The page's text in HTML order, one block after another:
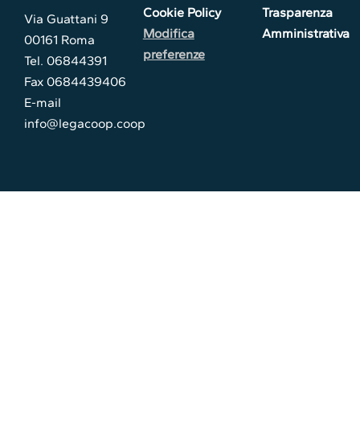
Via Guattani 9
00161 Roma
Tel. 06844391
Fax 0684439406
E-mail
info@legacoop.coop
Cookie Policy
Modifica
preferenze
Trasparenza
Amministrativa